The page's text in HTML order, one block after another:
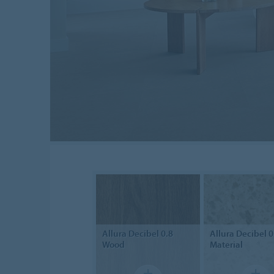
Allura Decibel 0.8
Wood
Allura Decibel
Material